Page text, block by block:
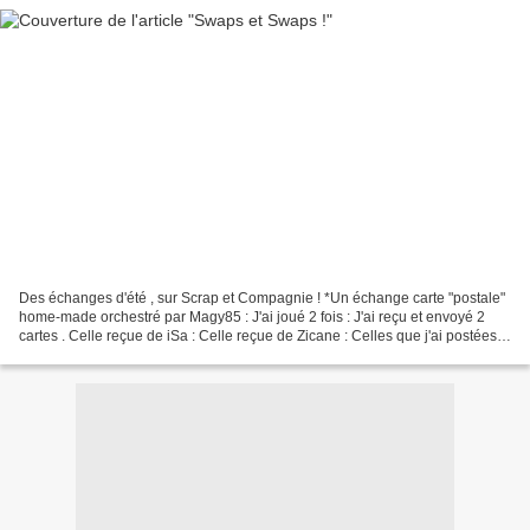
Des échanges d'été , sur Scrap et Compagnie ! *Un échange carte "postale"
home-made orchestré par Magy85 : J'ai joué 2 fois : J'ai reçu et envoyé 2
cartes . Celle reçue de iSa : Celle reçue de Zicane : Celles que j'ai postées à